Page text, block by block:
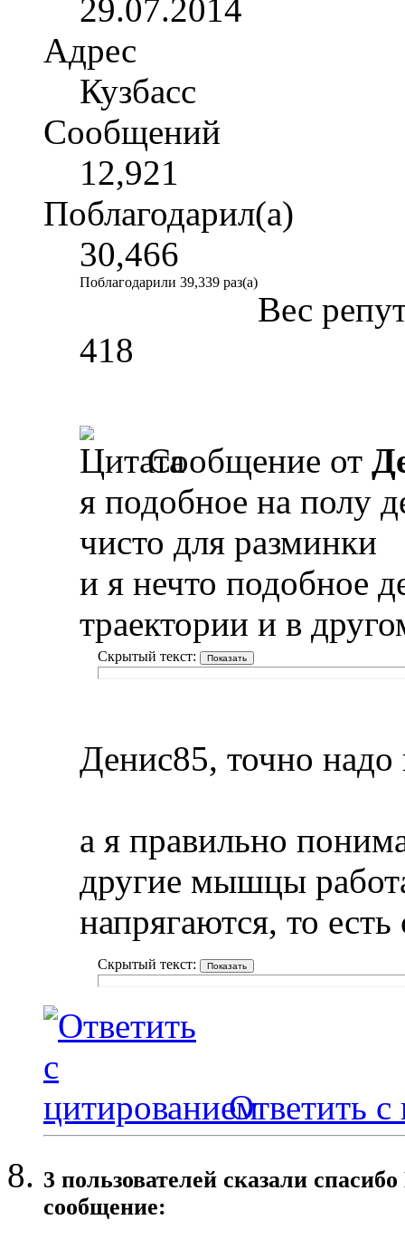
29.07.2014
Адрес
Кузбасс
Сообщений
12,921
Поблагодарил(а)
30,466
Поблагодарили 39,339 раз(а)
Вес
418
Сообщение от
я подобное на полу
чисто для разминки
и я нечто подобное
траектории и в
Скрытый текст:
Денис85, точно надо
а я правильно
другие мышцы
напрягаются, то
Скрытый текст:
Ответить с
3 пользователей сказали
сообщение: